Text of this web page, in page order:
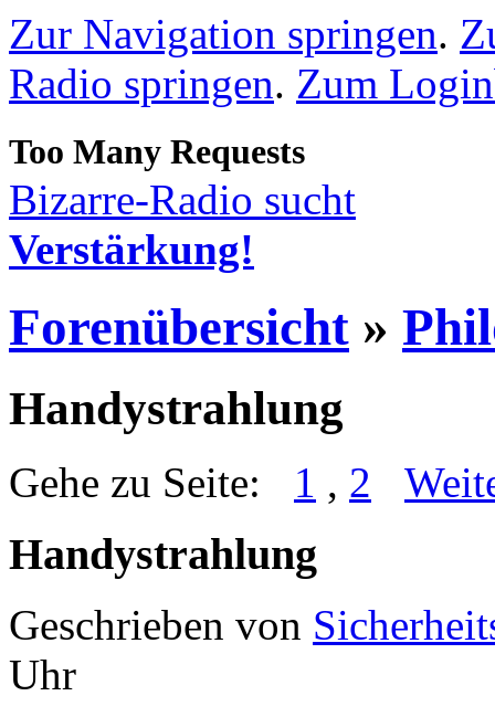
Zur Navigation springen.
Radio springen. Zum
Bizarre-Radio sucht
Verstärkung!
Forenübersicht »
Handystrahlung
Gehe zu Seite: 1 , 2
Handystrahlung
Geschrieben von
Uhr